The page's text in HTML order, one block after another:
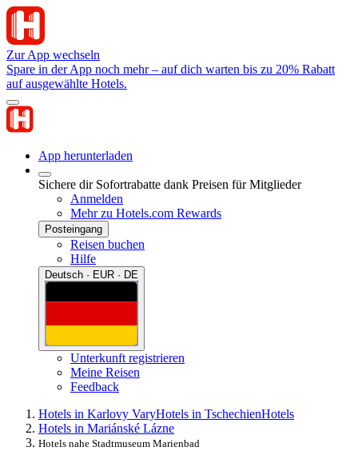
Zur App wechseln
Spare in der App noch mehr – auf dich warten bis zu 20% Rabatt
auf ausgewählte Hotels.
App herunterladen
Sichere dir Sofortrabatte dank Preisen für Mitglieder
Anmelden
Mehr zu Hotels.com Rewards
Posteingang
Reisen buchen
Hilfe
Deutsch · EUR · DE
Unterkunft registrieren
Meine Reisen
Feedback
Hotels in Karlovy VaryHotels in TschechienHotels
Hotels in Mariánské Lázne
Hotels nahe Stadtmuseum Marienbad